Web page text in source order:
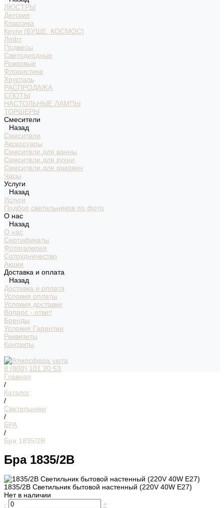
ЛЮСТРЫ
Детские
Классика
Круги (БУШЕ, КОСМОС)
Лофт
Подвесы
Светодиодные
Рожковые
Флористика
Хрусталь
РАСПРОДАЖА
СПОТЫ
НАСТОЛЬНЫЕ ЛАМПЫ
ТОРШЕРЫ
Смесители
Назад
Смесители
Аксессуары
Смесители для ванны
Смесители для кухни
Смесители для раковин
Часы
Услуги
Назад
Услуги
Подбор светильников по фото
О нас
Назад
О нас
Сертификаты
Фотогалерея
Сотрудничество
Акции
Доставка и оплата
Назад
Доставка и оплата
Условия оплаты
Условия доставки
Вопрос - ответ
Бренды
Условия Гарантии
Реквизиты
Контакты
8 (800) 101 20 53
Главная
/
Каталог
/
Светильники
/
БРА
/
Бра 1835/2B
Бра 1835/2B
1835/2B Светильник бытовой настенный (220V 40W E27)
Нет в наличии
-
+